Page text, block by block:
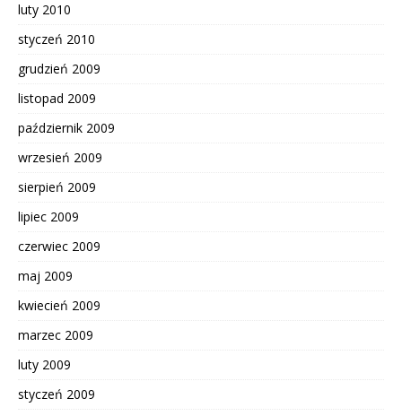
luty 2010
styczeń 2010
grudzień 2009
listopad 2009
październik 2009
wrzesień 2009
sierpień 2009
lipiec 2009
czerwiec 2009
maj 2009
kwiecień 2009
marzec 2009
luty 2009
styczeń 2009